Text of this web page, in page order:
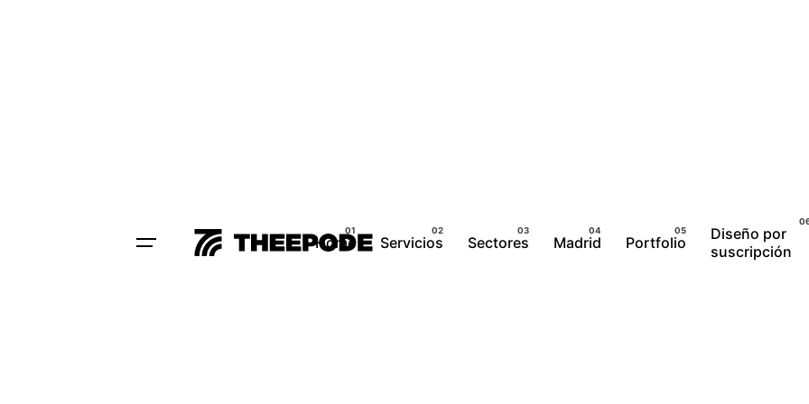
Home Servicios Sectores Madrid Portfolio
Diseño por
suscripción